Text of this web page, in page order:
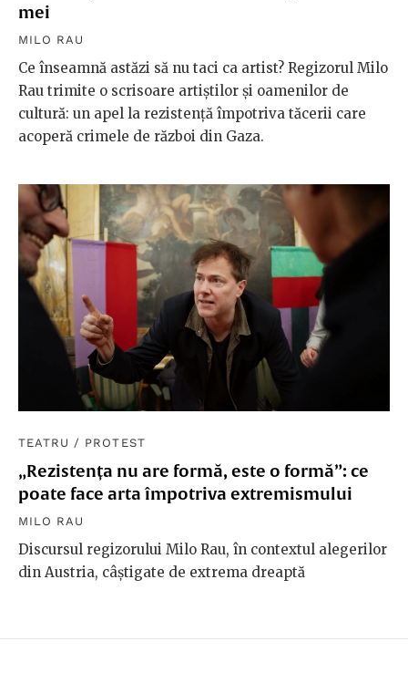
mei
MILO RAU
Ce înseamnă astăzi să nu taci ca artist? Regizorul Milo
Rau trimite o scrisoare artiștilor și oamenilor de
cultură: un apel la rezistență împotriva tăcerii care
acoperă crimele de război din Gaza.
TEATRU / PROTEST
„Rezistența nu are formă, este o formă”: ce
poate face arta împotriva extremismului
MILO RAU
Discursul regizorului Milo Rau, în contextul alegerilor
din Austria, câștigate de extrema dreaptă